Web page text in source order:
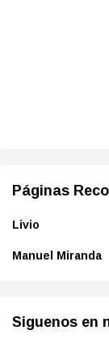
Páginas
Livio
Manuel Miranda
Siguenos en